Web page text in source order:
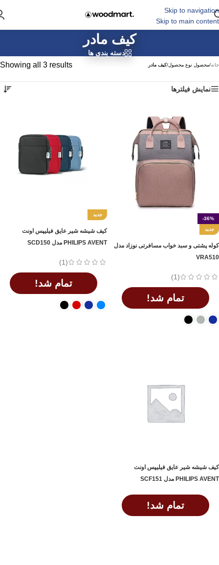
Skip to navigation
Skip to main content
کیف مادر
دسته بندی ها
خانه/محصول نوع محصول/کیف مادر Showing all 3 results
نمایش فیلترها
-36%
جدید
کوله پشتی و سبد خواب مسافرتی نوزاد مدل
VRA510
(1)
تمام شد!
جدید
کیف شیشه شیر عایق فیلیپس اونت
PHILIPS AVENT مدل SCD150
(1)
تمام شد!
کیف شیشه شیر عایق فیلیپس اونت
PHILIPS AVENT مدل SCF151
تمام شد!